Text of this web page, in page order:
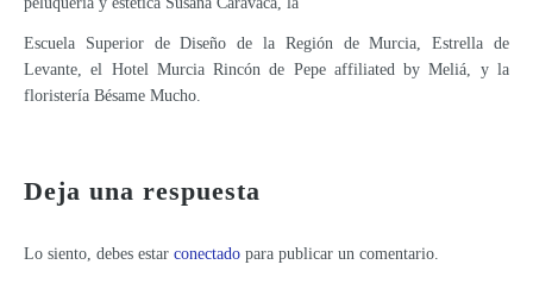
Escuela Superior de Diseño de la Región de Murcia, Estrella de
Levante, el Hotel Murcia Rincón de Pepe affiliated by Meliá, y la
floristería Bésame Mucho.
Deja una respuesta
Lo siento, debes estar conectado para publicar un comentario.